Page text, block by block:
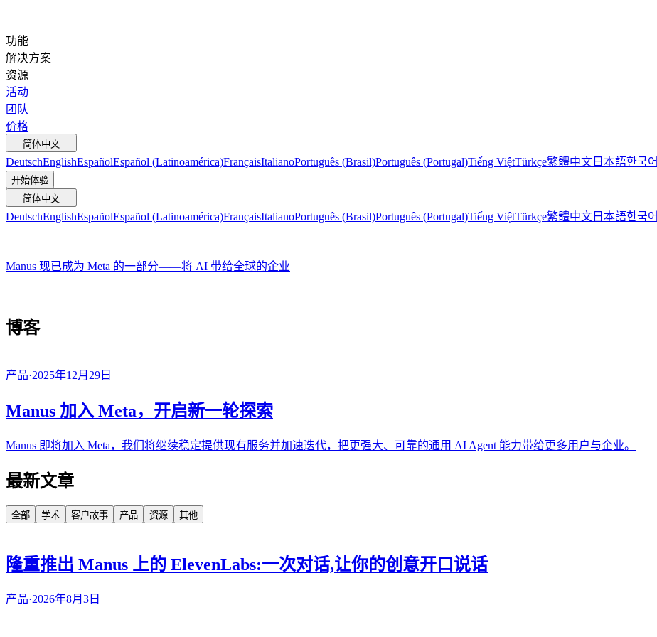
功能
解决方案
资源
活动
团队
价格
简体中文
DeutschEnglishEspañolEspañol (Latinoamérica)FrançaisItalianoPortuguês (Brasil)Português (Portugal)Tiếng ViệtTürkçe繁體中文 日本語한국어
开始体验
简体中文
DeutschEnglishEspañolEspañol (Latinoamérica)FrançaisItalianoPortuguês (Brasil)Português (Portugal)Tiếng ViệtTürkçe繁體中文 日本語한국어
Manus 现已成为 Meta 的一部分——将 AI 带给全球的企业
博客
产品·2025年12月29日
Manus 加入 Meta，开启新一轮探索
Manus 即将加入 Meta，我们将继续稳定提供现有服务并加速迭代，把更强大、可靠的通用 AI Agent 能力带给更多用户与企业。
最新文章
全部 学术 客户故事 产品 资源 其他
隆重推出 Manus 上的 ElevenLabs:一次对话,让你的创意开口说话
产品·2026年8月3日